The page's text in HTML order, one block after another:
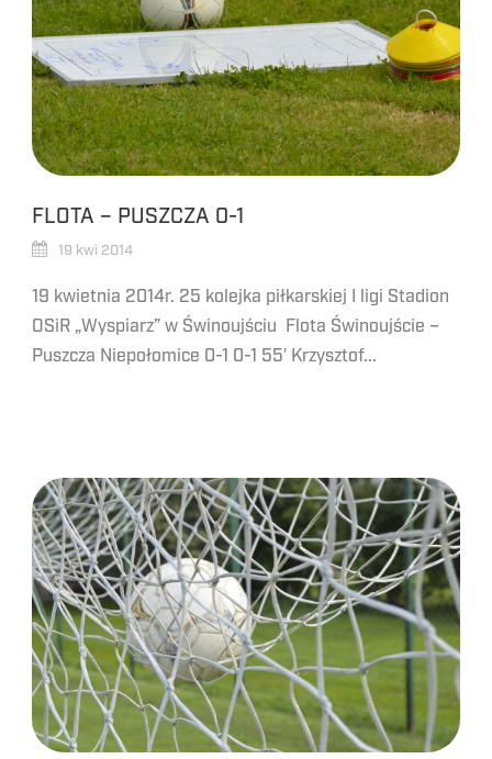
FLOTA – PUSZCZA 0-1
19 kwi 2014
19 kwietnia 2014r. 25 kolejka piłkarskiej I ligi Stadion
OSiR „Wyspiarz” w Świnoujściu Flota Świnoujście –
Puszcza Niepołomice 0-1 0-1 55′ Krzysztof...